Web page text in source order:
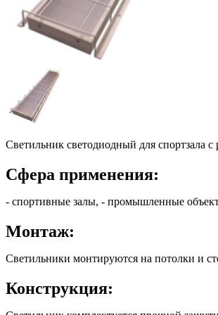
Светильник светодиодный для спортзала
Сфера применения:
- спортивные залы, - промышленные
Монтаж:
Светильники монтируются на потолки и
Конструкция: